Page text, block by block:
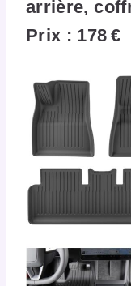
arrière,
Prix : 178 €